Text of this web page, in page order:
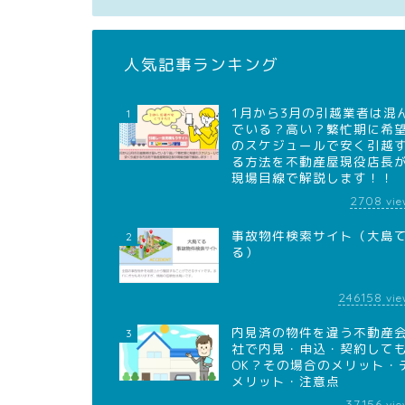
人気記事ランキング
1
1月から3月の引越業者は混
でいる？高い？繁忙期に希望
のスケジュールで安く引越す
る方法を不動産屋現役店長が
現場目線で解説します！！
2708
2
事故物件検索サイト（大島て
る）
246158
3
内見済の物件を違う不動産会
社で内見・申込・契約しても
OK？その場合のメリット・
メリット・注意点